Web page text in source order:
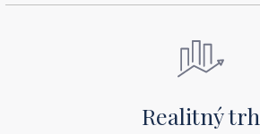
Realitný trh